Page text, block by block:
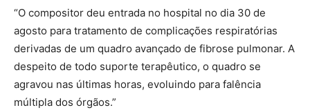
“O compositor deu entrada no hospital no dia 30 de
agosto para tratamento de complicações respiratórias
derivadas de um quadro avançado de fibrose pulmonar. A
despeito de todo suporte terapêutico, o quadro se
agravou nas últimas horas, evoluindo para falência
múltipla dos órgãos.”